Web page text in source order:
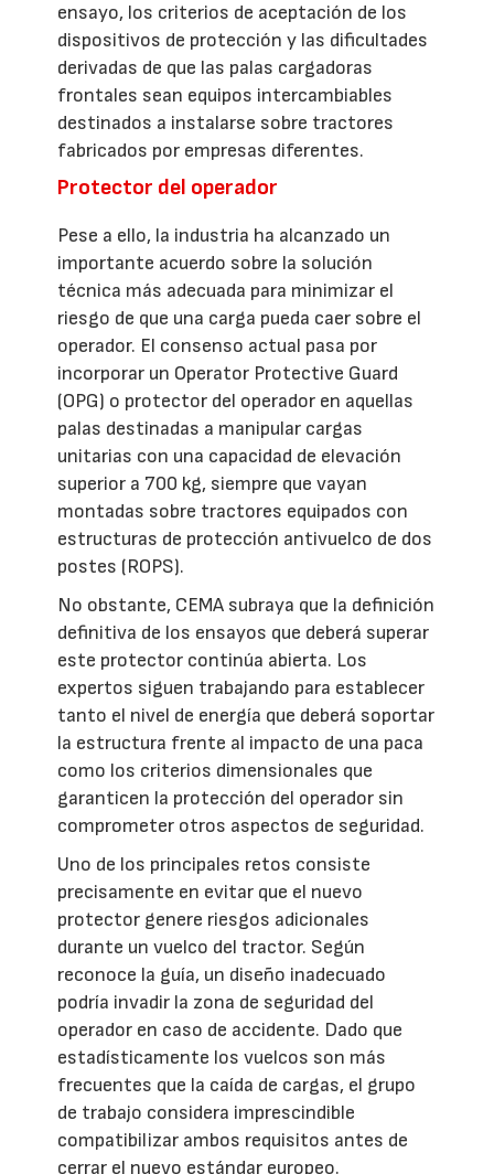
ensayo, los criterios de aceptación de los
dispositivos de protección y las dificultades
derivadas de que las palas cargadoras
frontales sean equipos intercambiables
destinados a instalarse sobre tractores
fabricados por empresas diferentes.
Protector del operador
Pese a ello, la industria ha alcanzado un
importante acuerdo sobre la solución
técnica más adecuada para minimizar el
riesgo de que una carga pueda caer sobre el
operador. El consenso actual pasa por
incorporar un Operator Protective Guard
(OPG) o protector del operador en aquellas
palas destinadas a manipular cargas
unitarias con una capacidad de elevación
superior a 700 kg, siempre que vayan
montadas sobre tractores equipados con
estructuras de protección antivuelco de dos
postes (ROPS).
No obstante, CEMA subraya que la definición
definitiva de los ensayos que deberá superar
este protector continúa abierta. Los
expertos siguen trabajando para establecer
tanto el nivel de energía que deberá soportar
la estructura frente al impacto de una paca
como los criterios dimensionales que
garanticen la protección del operador sin
comprometer otros aspectos de seguridad.
Uno de los principales retos consiste
precisamente en evitar que el nuevo
protector genere riesgos adicionales
durante un vuelco del tractor. Según
reconoce la guía, un diseño inadecuado
podría invadir la zona de seguridad del
operador en caso de accidente. Dado que
estadísticamente los vuelcos son más
frecuentes que la caída de cargas, el grupo
de trabajo considera imprescindible
compatibilizar ambos requisitos antes de
cerrar el nuevo estándar europeo.